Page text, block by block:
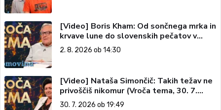
[Video] Boris Kham: Od sončnega mrka in
krvave lune do slovenskih pečatov v
vesolju (Vroča tema, 2. 8. 2026)
2. 8. 2026 ob 14:30
[Video] Nataša Simončič: Takih težav ne
privoščiš nikomur (Vroča tema, 30. 7.
2026)
30. 7. 2026 ob 19:49